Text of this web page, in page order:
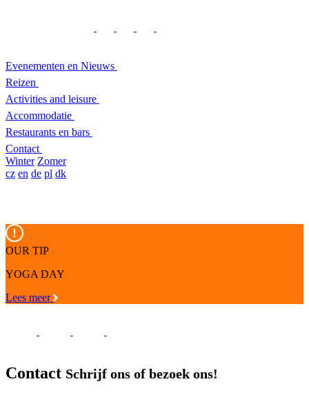
Evenementen en Nieuws
Reizen
Activities and leisure
Accommodatie
Restaurants en bars
Contact
Winter Zomer
cz en de pl dk
OUR TIP
YOGA DAY
Lees meer
Contact Schrijf ons of bezoek ons!